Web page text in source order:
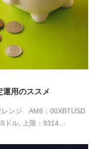
用のススメ
レンジ AM6：00XBTUSD
ドル, 上限：9314…